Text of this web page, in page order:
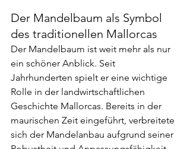
Der Mandelbaum als Symbol
des traditionellen Mallorcas
Der Mandelbaum ist weit mehr als nur
ein schöner Anblick. Seit
Jahrhunderten spielt er eine wichtige
Rolle in der landwirtschaftlichen
Geschichte Mallorcas. Bereits in der
maurischen Zeit eingeführt, verbreitete
sich der Mandelanbau aufgrund seiner